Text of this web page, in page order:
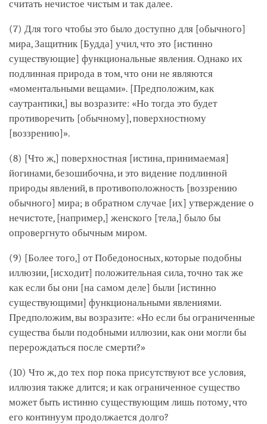
считать нечистое чистым и так далее.
(7) Для того чтобы это было доступно для [обычного]
мира, Защитник [Будда] учил, что это [истинно
существующие] функциональные явления. Однако их
подлинная природа в том, что они не являются
«моментальными вещами». [Предположим, как
саутрантики,] вы возразите: «Но тогда это будет
противоречить [обычному], поверхностному
[воззрению]».
(8) [Что ж,] поверхностная [истина, принимаемая]
йогинами, безошибочна, и это видение подлинной
природы явлений, в противоположность [воззрению
обычного] мира; в обратном случае [их] утверждение о
нечистоте, [например,] женского [тела,] было бы
опровергнуто обычным миром.
(9) [Более того,] от Победоносных, которые подобны
иллюзии, [исходит] положительная сила, точно так же
как если бы они [на самом деле] были [истинно
существующими] функциональными явлениями.
Предположим, вы возразите: «Но если бы ограниченные
существа были подобными иллюзии, как они могли бы
перерождаться после смерти?»
(10) Что ж, до тех пор пока присутствуют все условия,
иллюзия также длится; и как ограниченное существо
может быть истинно существующим лишь потому, что
его континуум продолжается долго?